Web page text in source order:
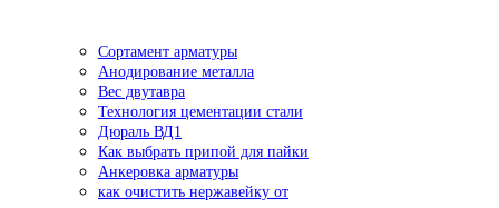
Сортамент арматуры
Анодирование металла
Вес двутавра
Технология цементации стали
Дюраль ВД1
Как выбрать припой для пайки
Анкеровка арматуры
как очистить нержавейку от